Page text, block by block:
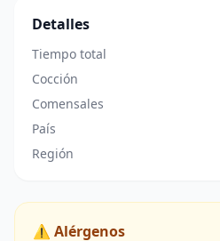
Detalles
Tiempo total
Cocción
Comensales
País
Región
⚠️ Alérgenos